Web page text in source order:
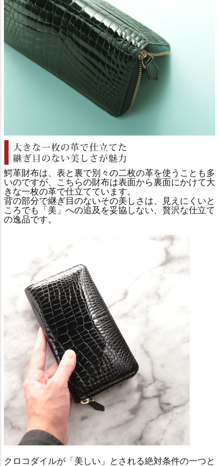
鰐革財布は、表と裏で別々の二枚の革を使うことも多
いのですが、こちらの財布は表面から裏面にかけて大
きな一枚の革で仕立てています。
背の部分で継ぎ目のないその美しさは、見えにくいと
ころでも「美」への追及を妥協しない、贅沢な仕立て
の逸品です。
クロコダイルが「美しい」とされる絶対条件の一つと